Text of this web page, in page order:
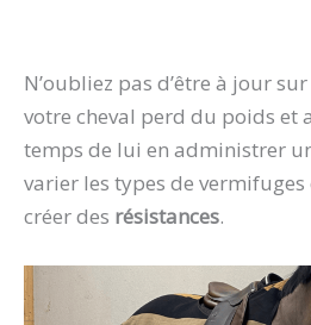
N’oubliez pas d’être à jour
votre cheval perd du poids et
temps de lui en administrer
varier les types de
créer des résistances.